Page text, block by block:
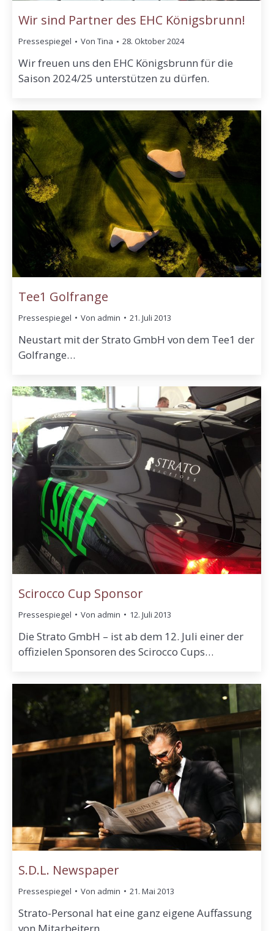
Wir sind Partner des EHC Königsbrunn!
Pressespiegel Von Tina 28. Oktober 2024
Wir freuen uns den EHC Königsbrunn für die
Saison 2024/25 unterstützen zu dürfen.
Tee1 Golfrange
Pressespiegel Von admin 21. Juli 2013
Neustart mit der Strato GmbH von dem Tee1 der
Golfrange…
Scirocco Cup Sponsor
Pressespiegel Von admin 12. Juli 2013
Die Strato GmbH – ist ab dem 12. Juli einer der
offizielen Sponsoren des Scirocco Cups…
S.D.L. Newspaper
Pressespiegel Von admin 21. Mai 2013
Strato-Personal hat eine ganz eigene Auffassung
von Mitarbeitern…